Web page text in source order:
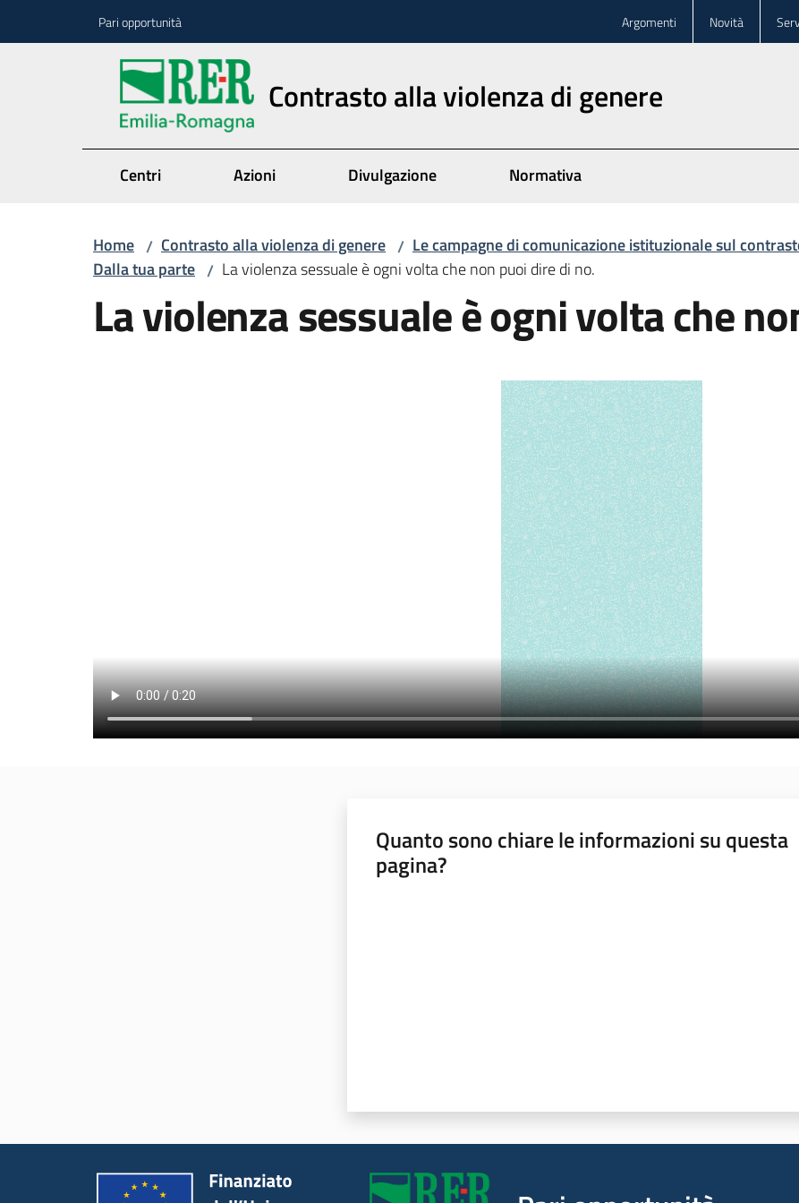
Pari opportunità Argomenti Novità
Contrasto alla violenza di genere
Centri Azioni Divulgazione Normativa
Home / Contrasto alla violenza di genere / Le campagne di comunicazione istituzionale sul
Dalla tua parte / La violenza sessuale è ogni volta che non puoi dire di no.
La violenza sessuale è ogni volta che
Quanto sono chiare le informazioni su questa
pagina?